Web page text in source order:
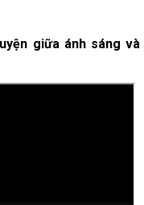
giữa ánh sáng và